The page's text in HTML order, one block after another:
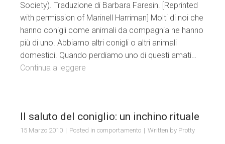
Society). Traduzione di Barbara Faresin. [Reprinted
with permission of Marinell Harriman] Molti di noi che
hanno conigli come animali da compagnia ne hanno
più di uno. Abbiamo altri conigli o altri animali
domestici. Quando perdiamo uno di questi amati…
Continua a leggere
Il saluto del coniglio: un inchino rituale
15 Marzo 2010 Posted in comportamento Written by Protty